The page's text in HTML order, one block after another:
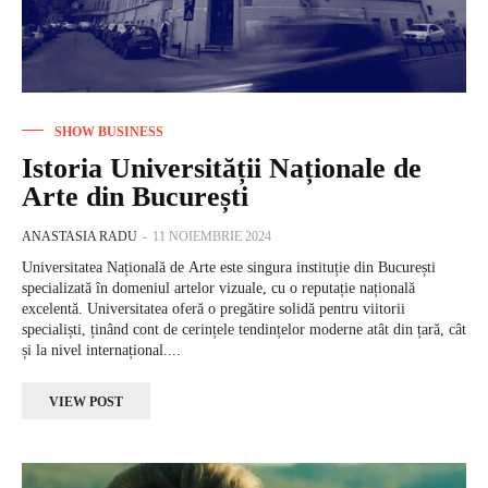
SHOW BUSINESS
Istoria Universității Naționale de
Arte din București
ANASTASIA RADU - 11 NOIEMBRIE 2024
Universitatea Națională de Arte este singura instituție din București
specializată în domeniul artelor vizuale, cu o reputație națională
excelentă. Universitatea oferă o pregătire solidă pentru viitorii
specialiști, ținând cont de cerințele tendințelor moderne atât din țară, cât
și la nivel internațional....
VIEW POST